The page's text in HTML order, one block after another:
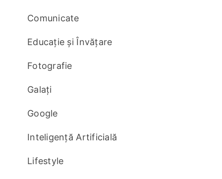
Comunicate
Educație și Învățare
Fotografie
Galați
Google
Inteligență Artificială
Lifestyle